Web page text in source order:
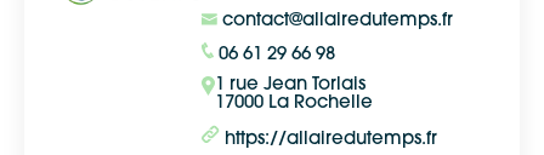
contact@allairedutemps.fr
06 61 29 66 98
1 rue Jean Torlais
17000 La Rochelle
https://allairedutemps.fr